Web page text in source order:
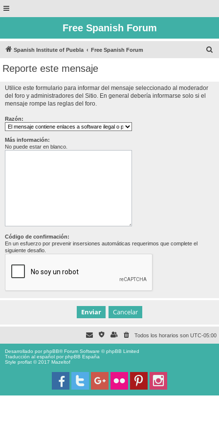
Free Spanish Forum
Spanish Institute of Puebla Free Spanish Forum
Reporte este mensaje
Utilice este formulario para informar del mensaje seleccionado al moderador
del foro y administradores del Sitio. En general debería informarse solo si el
mensaje rompe las reglas del foro.
Razón:
Más información:
No puede estar en blanco.
Código de confirmación:
En un esfuerzo por prevenir insersiones automáticas requerimos que complete el
siguiente desafio.
Todos los horarios son UTC-05:00
Desarrollado porphpBB® Forum Software © phpBB Limited
Traducción al español porphpBB España
Style proflat © 2017 Mazeltof